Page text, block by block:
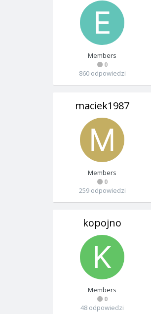
Members
0
860 odpowiedzi
maciek1987
Members
0
259 odpowiedzi
kopojno
Members
0
48 odpowiedzi